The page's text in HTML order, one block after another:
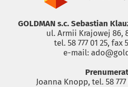
GOLDMAN s.c. Sebastian
ul. Armii Krajowej 86,
tel. 58 777 01 25, fax
e-mail:
Joanna Knopp, tel. 58 777